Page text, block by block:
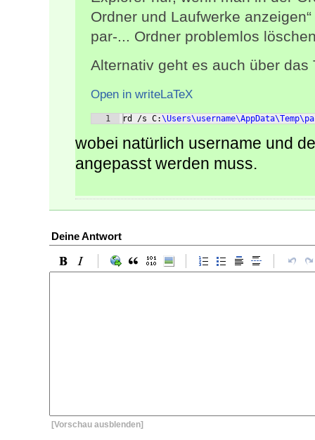
Ordner und Laufwerke
par-... Ordner problemlos
Alternativ geht es auch über
Open in writeLaTeX
1 rd /s C:
wobei natürlich username und
angepasst werden muss.
Deine Antwort
[Vorschau ausblenden]